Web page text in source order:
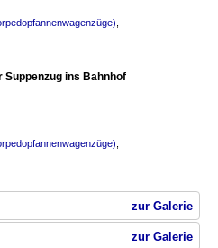
Suppenzug ins Bahnhof
zur Galerie
zur Galerie